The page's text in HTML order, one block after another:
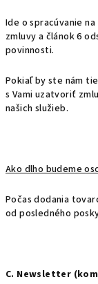
Ide o spracúvanie na
zmluvy a článok 6
povinnosti.
Pokiaľ by ste nám
s Vami uzatvoriť
našich služieb.
Ako dlho budeme
Počas dodania
od posledného
C. Newsletter